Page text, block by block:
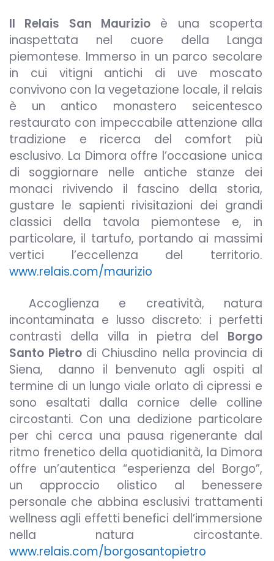
Il Relais San Maurizioè una scoperta
inaspettata nel cuore della Langa
piemontese. Immerso in un parco secolare
in cui vitigni antichi di uve moscato
convivono con la vegetazione locale, il relais
è un antico monastero seicentesco
restaurato con impeccabile attenzione alla
tradizione e ricerca del comfort più
esclusivo. La Dimora offre l’occasione unica
di soggiornare nelle antiche stanze dei
monaci rivivendo il fascino della storia,
gustare le sapienti rivisitazioni dei grandi
classici della tavola piemontese e, in
particolare, il tartufo, portando ai massimi
vertici l’eccellenza del territorio.
www.relais.com/maurizio
Accoglienza e creatività, natura
incontaminata e lusso discreto: i perfetti
contrasti della villa in pietra del Borgo
Santo Pietro di Chiusdino nella provincia di
Siena, danno il benvenuto agli ospiti al
termine di un lungo viale orlato di cipressi e
sono esaltati dalla cornice delle colline
circostanti. Con una dedizione particolare
per chi cerca una pausa rigenerante dal
ritmo frenetico della quotidianità, la Dimora
offre un’autentica “esperienza del Borgo”,
un approccio olistico al benessere
personale che abbina esclusivi trattamenti
wellness agli effetti benefici dell’immersione
nella natura circostante.
www.relais.com/borgosantopietro